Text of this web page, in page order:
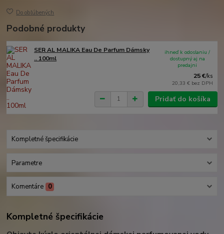
Do obľúbených
Podobné produkty
SER AL MALIKA Eau De Parfum Dámsky
.. 100ml
25 €/ks
20,33 € bez DPH
ihneď k odoslaniu /
dostupný aj na
predajni
Pridať do košíka
Kompletné špecifikácie
Parametre
Komentáre 0
Kompletné špecifikácie